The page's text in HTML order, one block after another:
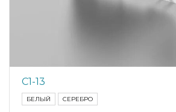
С1-13
БЕЛЫЙ СЕРЕБРО